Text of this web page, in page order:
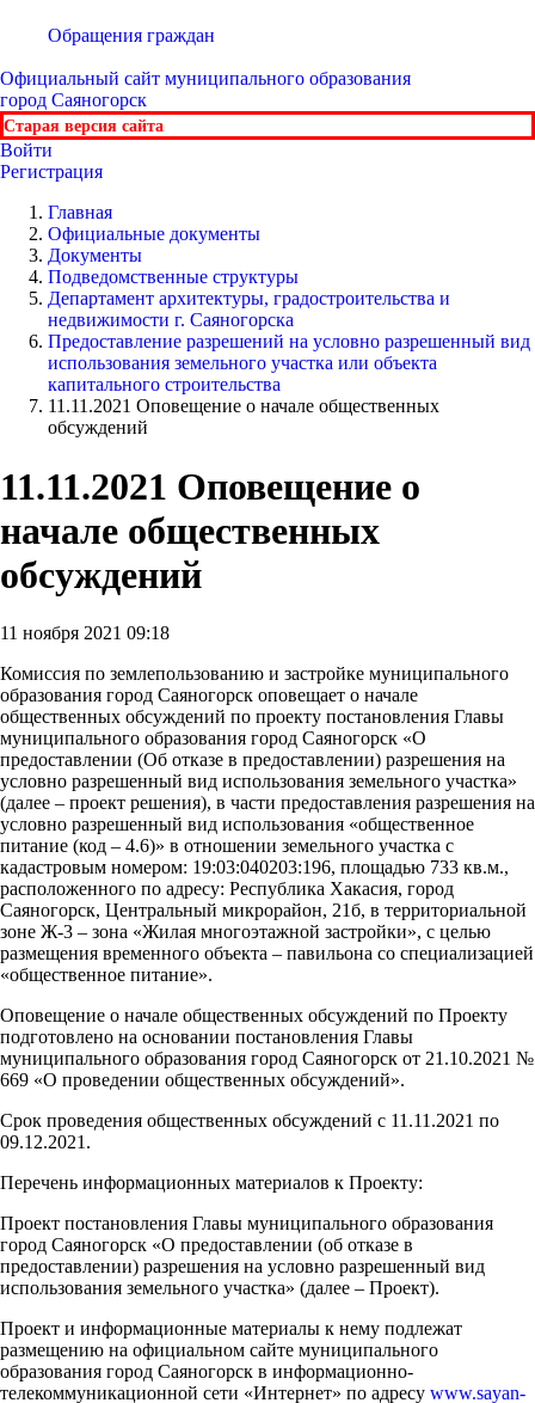
Обращения граждан
Официальный сайт муниципального образования
город Саяногорск
Старая версия сайта
Войти
Регистрация
Главная
Официальные документы
Документы
Подведомственные структуры
Департамент архитектуры, градостроительства и
недвижимости г. Саяногорска
Предоставление разрешений на условно разрешенный вид
использования земельного участка или объекта
капитального строительства
11.11.2021 Оповещение о начале общественных
обсуждений
11.11.2021 Оповещение о
начале общественных
обсуждений
11 ноября 2021 09:18
Комиссия по землепользованию и застройке муниципального
образования город Саяногорск оповещает о начале
общественных обсуждений по проекту постановления Главы
муниципального образования город Саяногорск «О
предоставлении (Об отказе в предоставлении) разрешения на
условно разрешенный вид использования земельного участка»
(далее – проект решения), в части предоставления разрешения на
условно разрешенный вид использования «общественное
питание (код – 4.6)» в отношении земельного участка с
кадастровым номером: 19:03:040203:196, площадью 733 кв.м.,
расположенного по адресу: Республика Хакасия, город
Саяногорск, Центральный микрорайон, 21б, в территориальной
зоне Ж-3 – зона «Жилая многоэтажной застройки», с целью
размещения временного объекта – павильона со специализацией
«общественное питание».
Оповещение о начале общественных обсуждений по Проекту
подготовлено на основании постановления Главы
муниципального образования город Саяногорск от 21.10.2021 №
669 «О проведении общественных обсуждений».
Срок проведения общественных обсуждений с 11.11.2021 по
09.12.2021.
Перечень информационных материалов к Проекту:
Проект постановления Главы муниципального образования
город Саяногорск «О предоставлении (об отказе в
предоставлении) разрешения на условно разрешенный вид
использования земельного участка» (далее – Проект).
Проект и информационные материалы к нему подлежат
размещению на официальном сайте муниципального
образования город Саяногорск в информационно-
телекоммуникационной сети «Интернет» по адресу www.sayan-